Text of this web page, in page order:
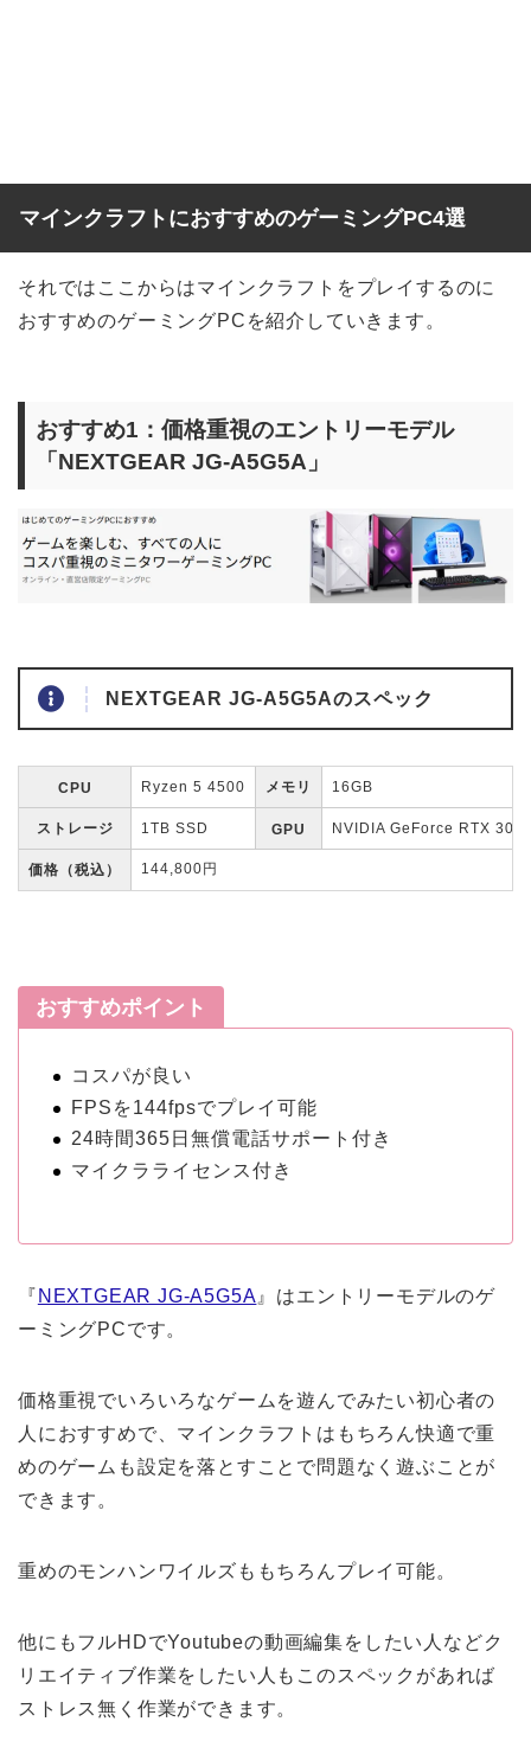
マインクラフトにおすすめのゲーミングPC4選
それではここからはマインクラフトをプレイするのに
おすすめのゲーミングPCを紹介していきます。
おすすめ1：価格重視のエントリーモデル
「NEXTGEAR JG-A5G5A」
NEXTGEAR JG-A5G5Aのスペック
CPU Ryzen 5 4500 メモリ 16GB
ストレージ 1TB SSD GPU NVIDIA GeForce RTX
価格（税込） 144,800円
おすすめポイント
コスパが良い
FPSを144fpsでプレイ可能
24時間365日無償電話サポート付き
マイクラライセンス付き
『 NEXTGEAR JG-A5G5A 』はエントリーモデルのゲ
ーミングPCです。
価格重視でいろいろなゲームを遊んでみたい初心者の
人におすすめで、マインクラフトはもちろん快適で重
めのゲームも設定を落とすことで問題なく遊ぶことが
できます。
重めのモンハンワイルズももちろんプレイ可能。
他にもフルHDでYoutubeの動画編集をしたい人などク
リエイティブ作業をしたい人もこのスペックがあれば
ストレス無く作業ができます。